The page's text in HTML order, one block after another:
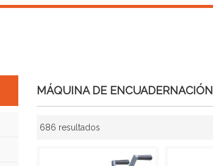
MÁQUINA DE ENCUADERNACIÓN
686 resultados